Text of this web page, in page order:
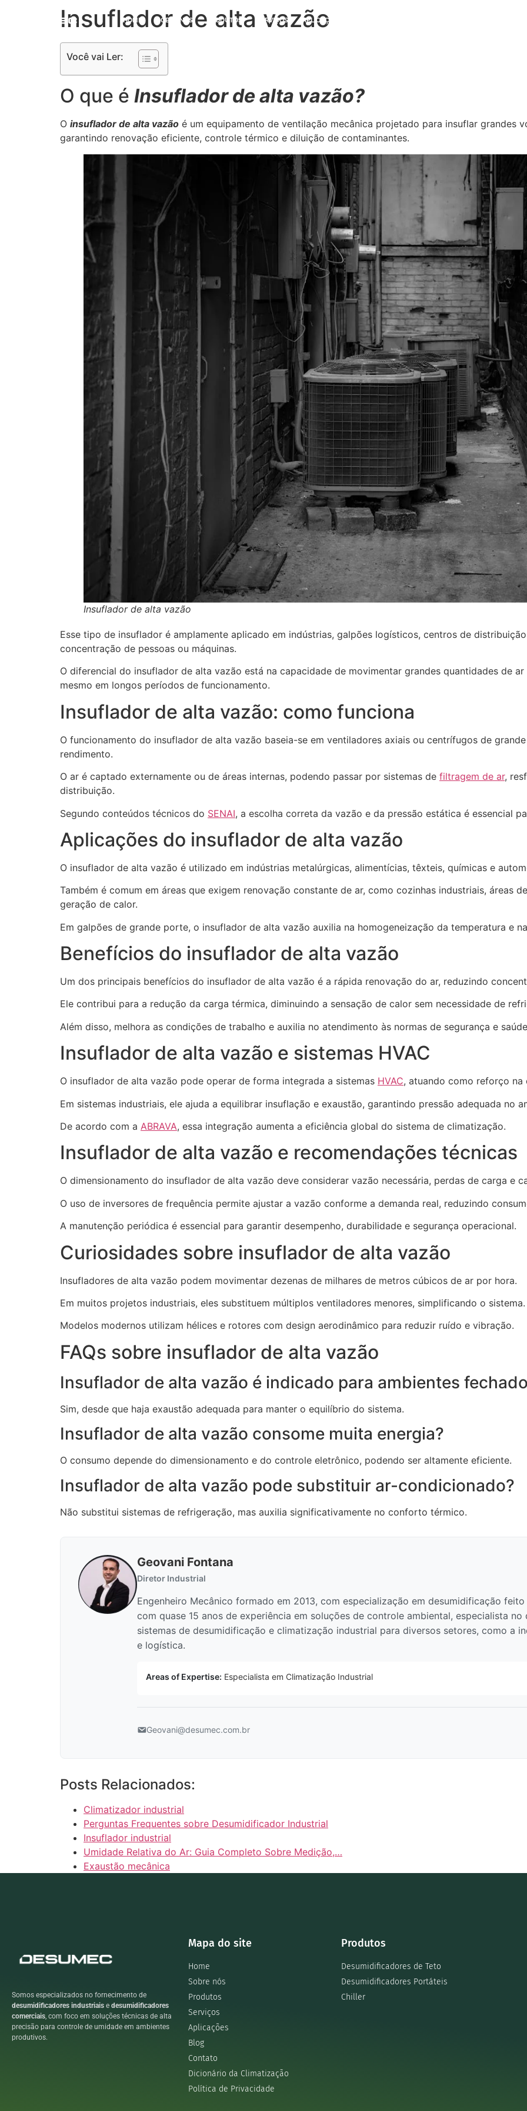
HOME SOBRE NÓS PRODUTOS SERVIÇOS APLICAÇÕES
Insuflador de alta vazão
Você vai Ler:
O que é Insuflador de alta vazão?
O insuflador de alta vazão é um equipamento de ventilação mecânica projetado para insuflar grandes
garantindo renovação eficiente, controle térmico e diluição de contaminantes.
Insuflador de alta vazão
Esse tipo de insuflador é amplamente aplicado em indústrias, galpões logísticos, centros de
concentração de pessoas ou máquinas.
O diferencial do insuflador de alta vazão está na capacidade de movimentar grandes quantidades de
mesmo em longos períodos de funcionamento.
Insuflador de alta vazão: como funciona
O funcionamento do insuflador de alta vazão baseia-se em ventiladores axiais ou centrífugos de
rendimento.
O ar é captado externamente ou de áreas internas, podendo passar por sistemas de filtragem de ar,
distribuição.
Segundo conteúdos técnicos do SENAI, a escolha correta da vazão e da pressão estática é essencial
Aplicações do insuflador de alta vazão
O insuflador de alta vazão é utilizado em indústrias metalúrgicas, alimentícias, têxteis, químicas e
Também é comum em áreas que exigem renovação constante de ar, como cozinhas industriais, áreas
geração de calor.
Em galpões de grande porte, o insuflador de alta vazão auxilia na homogeneização da temperatura e
Benefícios do insuflador de alta vazão
Um dos principais benefícios do insuflador de alta vazão é a rápida renovação do ar, reduzindo
Ele contribui para a redução da carga térmica, diminuindo a sensação de calor sem necessidade de
Além disso, melhora as condições de trabalho e auxilia no atendimento às normas de segurança e
Insuflador de alta vazão e sistemas HVAC
O insuflador de alta vazão pode operar de forma integrada a sistemas HVAC, atuando como reforço na
Em sistemas industriais, ele ajuda a equilibrar insuflação e exaustão, garantindo pressão adequada no
De acordo com a ABRAVA, essa integração aumenta a eficiência global do sistema de climatização.
Insuflador de alta vazão e recomendações técnicas
O dimensionamento do insuflador de alta vazão deve considerar vazão necessária, perdas de carga e
O uso de inversores de frequência permite ajustar a vazão conforme a demanda real, reduzindo
A manutenção periódica é essencial para garantir desempenho, durabilidade e segurança operacional.
Curiosidades sobre insuflador de alta vazão
Insufladores de alta vazão podem movimentar dezenas de milhares de metros cúbicos de ar por hora.
Em muitos projetos industriais, eles substituem múltiplos ventiladores menores, simplificando o sistema.
Modelos modernos utilizam hélices e rotores com design aerodinâmico para reduzir ruído e vibração.
FAQs sobre insuflador de alta vazão
Insuflador de alta vazão é indicado para ambientes
Sim, desde que haja exaustão adequada para manter o equilíbrio do sistema.
Insuflador de alta vazão consome muita energia?
O consumo depende do dimensionamento e do controle eletrônico, podendo ser altamente eficiente.
Insuflador de alta vazão pode substituir ar-condicionado?
Não substitui sistemas de refrigeração, mas auxilia significativamente no conforto térmico.
Geovani Fontana
Diretor Industrial
Engenheiro Mecânico formado em 2013, com especialização em desumidificação
com quase 15 anos de experiência em soluções de controle ambiental, especialista
sistemas de desumidificação e climatização industrial para diversos setores, como a
e logística.
Areas of Expertise: Especialista em Climatização Industrial
Geovani@desumec.com.br
Posts Relacionados:
Climatizador industrial
Perguntas Frequentes sobre Desumidificador Industrial
Insuflador industrial
Umidade Relativa do Ar: Guia Completo Sobre Medição,…
Exaustão mecânica
Somos especializados no fornecimento de
desumidificadores industriais e desumidificadores
comerciais, com foco em soluções técnicas de alta
precisão para controle de umidade em ambientes
produtivos.
Mapa do site
Home
Sobre nós
Produtos
Serviços
Aplicações
Blog
Contato
Dicionário da Climatização
Política de Privacidade
Produtos
Desumidificadores de Teto
Desumidificadores Portáteis
Chiller